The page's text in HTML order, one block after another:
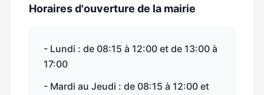
Horaires d'ouverture de la mairie
- Lundi : de 08:15 à 12:00 et de 13:00 à
17:00
- Mardi au Jeudi : de 08:15 à 12:00 et